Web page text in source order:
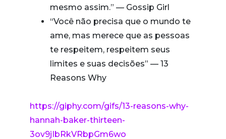
mesmo assim.” — Gossip Girl
“Você não precisa que o mundo te
ame, mas merece que as pessoas
te respeitem, respeitem seus
limites e suas decisões” — 13
Reasons Why
https://giphy.com/gifs/13-reasons-why-
hannah-baker-thirteen-
3ov9jIbRkVRbpGm6wo